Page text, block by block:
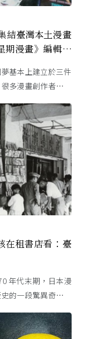
結臺灣本土漫畫
期漫畫》編輯黃
基本上建立於三件
多漫畫創作者從小
在租書店看：臺
年代末期，日本漫
的一段驚異奇航。